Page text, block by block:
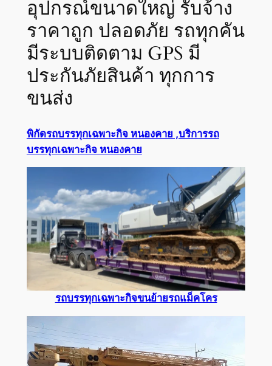
อุปกรณ์ขนาดใหญ่ รับจ้าง
ราคาถูก ปลอดภัย รถทุกคัน
มีระบบติดตาม GPS มี
ประกันภัยสินค้า ทุกการ
ขนส่ง
พิกัดรถบรรทุกเฉพาะกิจ หนองคาย ,บริการรถ
บรรทุกเฉพาะกิจ หนองคาย
รถบรรทุกเฉพาะกิจขนย้ายรถแม็คโคร